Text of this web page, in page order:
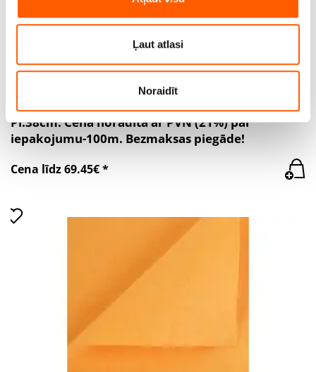
izmantojat mūsu vietni, mēs arī kopīgojam ar saviem
sociālās saziņas līdzekļu, reklamēšanas un analīzes
partneriem, kuri to var apvienot ar citu informāciju, ko
pakalpojumus.
Ļaut atlasi
Noraidīt
Universālā lupata (10mx10gab) rozā. Bl.120g/m².
Pl.38cm. Cena norādīta ar PVN (21%) par
iepakojumu-100m. Bezmaksas piegāde!
Cena līdz 69.45€ *